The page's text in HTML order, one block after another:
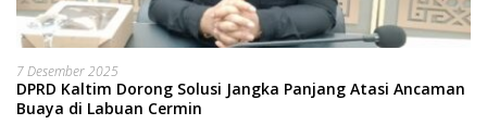
7 Desember 2025
DPRD Kaltim Dorong Solusi Jangka Panjang Atasi Ancaman
Buaya di Labuan Cermin